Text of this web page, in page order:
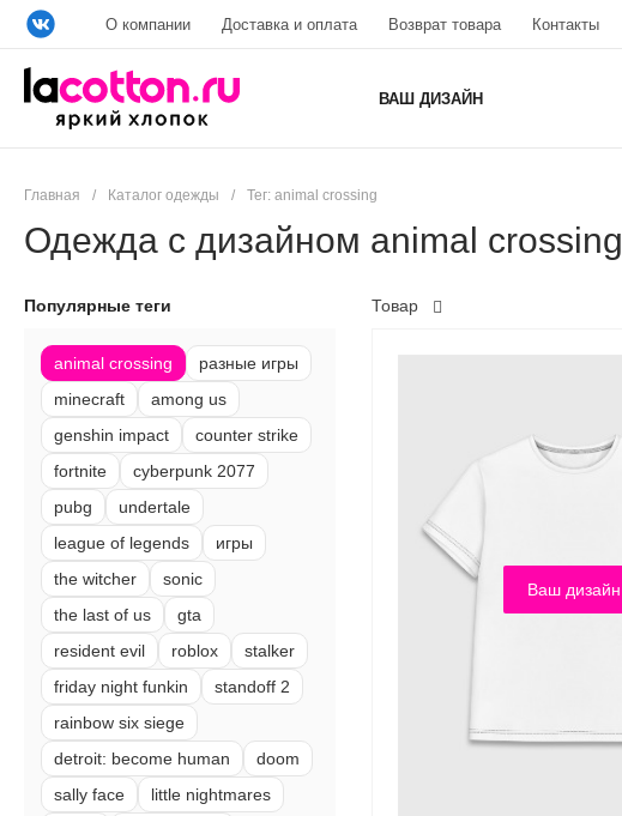
О компании Доставка и оплата Возврат товара Контакты
ВАШ ДИЗАЙН
Главная / Каталог одежды / Тег: animal crossing
Одежда с дизайном animal crossing
Популярные теги
animal crossing
разные игры
minecraft
among us
genshin impact
counter strike
fortnite
cyberpunk 2077
pubg
undertale
league of legends
игры
the witcher
sonic
the last of us
gta
resident evil
roblox
stalker
friday night funkin
standoff 2
rainbow six siege
detroit: become human
doom
sally face
little nightmares
Товар
Ваш дизайн